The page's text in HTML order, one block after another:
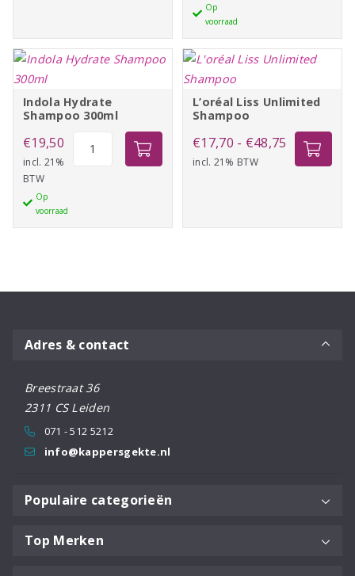
Op
voorraad
250ml
Indola Hydrate
Shampoo 300ml
€19,50
incl. 21%
BTW
Op
voorraad
L’oréal Liss Unlimited
Shampoo
€17,70 - €48,75 Prijsklasse:
€17,70
incl. 21% BTW
Adres & contact
Breestraat 36
2311 CS Leiden
071 - 512 5212
info@kappersgekte.nl
Populaire categorieën
Top Merken